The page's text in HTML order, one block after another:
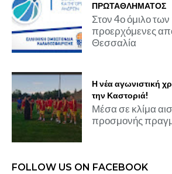
ΠΡΩΤΑΘΛΗΜΑΤΟΣ
Στον 4ο όμιλο
προερχόμενες
Θεσσαλία
Η νέα αγωνιστική
την Καστοριά!
Μέσα σε κλίμα
προσμονής
FOLLOW US ON FACEBOOK